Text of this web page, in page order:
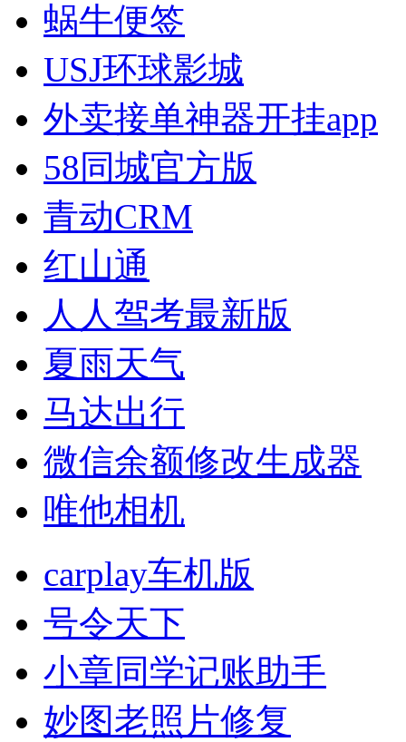
蜗牛便签
USJ环球影城
外卖接单神器开挂app
58同城官方版
青动CRM
红山通
人人驾考最新版
夏雨天气
马达出行
微信余额修改生成器
唯他相机
carplay车机版
号令天下
小章同学记账助手
妙图老照片修复